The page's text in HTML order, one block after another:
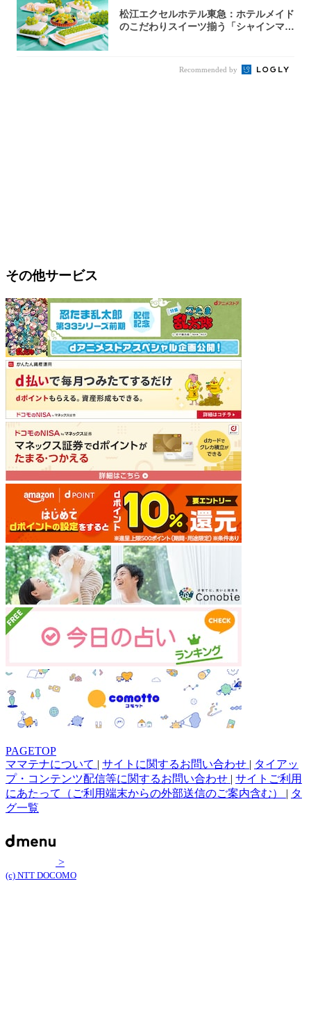
松江エクセルホテル東急：ホテルメイド
のこだわりスイーツ揃う「シャインマス
Recommended by
その他サービス
PAGETOP
ママテナについて | サイトに関するお問い合わせ | タイアッ
プ・コンテンツ配信等に関するお問い合わせ | サイトご利用
にあたって（ご利用端末からの外部送信のご案内含む） | タ
グ一覧
>
(c) NTT DOCOMO